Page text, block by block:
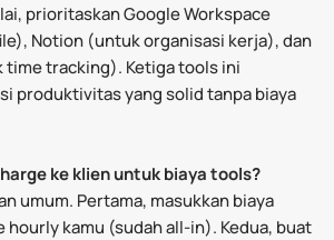
prioritaskan Google Workspace
Notion (untuk organisasi kerja), dan
time tracking). Ketiga tools ini
produktivitas yang solid tanpa biaya
ke klien untuk biaya tools?
umum. Pertama, masukkan biaya
hourly kamu (sudah all-in). Kedua, buat